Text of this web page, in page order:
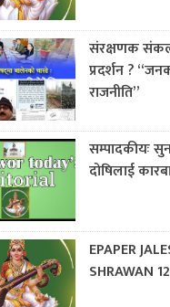
संरक्षणक
प्रदर्शन ?
राजनीति”
सम्पादकीयः
दोषिलाई
EPAPER
SHRAWAN 12